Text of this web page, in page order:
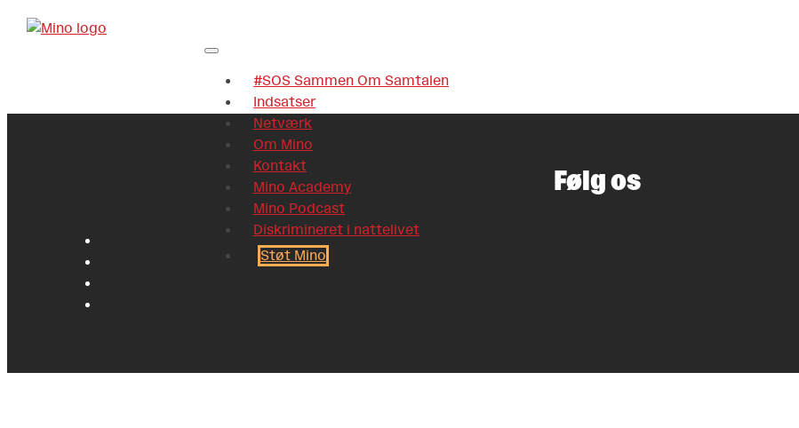
#SOS Sammen Om Samtalen
Indsatser
Netværk
Om Mino
Kontakt
Mino Academy
Mino Podcast
Diskrimineret i nattelivet
Støt Mino
Følg os